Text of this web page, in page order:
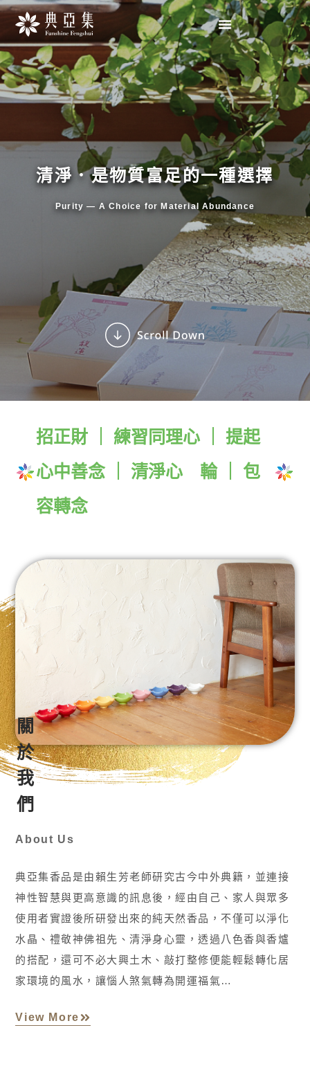
清淨．是物質富足的一種選擇
Purity — A Choice for Material Abundance
招正財 ｜ 練習同理心 ｜ 提起
心中善念 ｜ 清淨心 輪 ｜ 包
容轉念
關於我們
About Us
典亞集香品是由賴生芳老師研究古今中外典籍，並連接
神性智慧與更高意識的訊息後，經由自己、家人與眾多
使用者實證後所研發出來的純天然香品，不僅可以淨化
水晶、禮敬神佛祖先、清淨身心靈，透過八色香與香爐
的搭配，還可不必大興土木、敲打整修便能輕鬆轉化居
家環境的風水，讓惱人煞氣轉為開運福氣…
View More